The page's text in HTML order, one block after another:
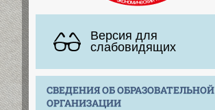
Версия для
слабовидящих
СВЕДЕНИЯ ОБ ОБРАЗОВАТЕЛЬНОЙ
ОРГАНИЗАЦИИ